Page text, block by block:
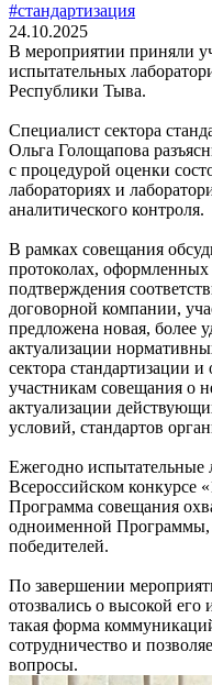
#стандартизация
24.10.2025
В мероприятии приняли
испытательных
Республики Тыва.
Специалист сектора
Ольга Голощапова
с процедурой оценки
лабораториях и
аналитического контроля.
В рамках совещания
протоколах,
подтверждения
договорной компании,
предложена новая, более
актуализации
сектора стандартизации
участникам совещания о
актуализации
условий, стандартов
Ежегодно испытательные
Всероссийском конкурсе
Программа совещания
одноименной Программы,
победителей.
По завершении
отозвались о высокой
такая форма
сотрудничество и
вопросы.